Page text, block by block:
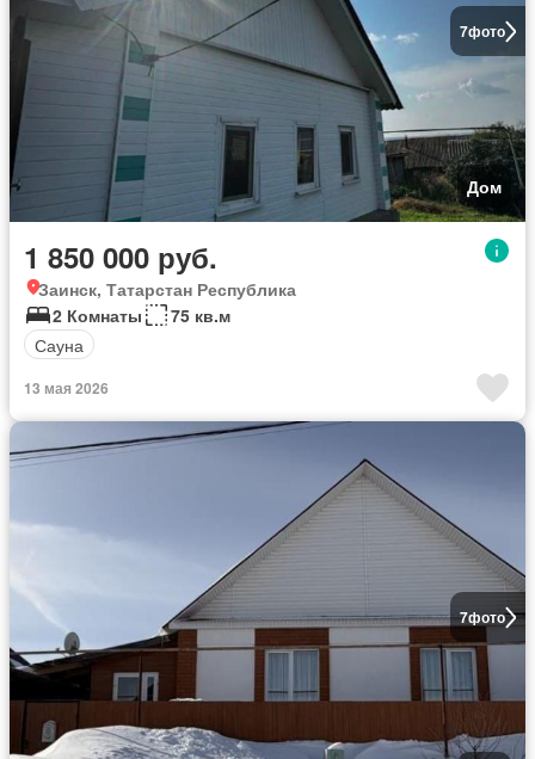
7фото
Дом
1 850 000 руб.
Заинск, Татарстан Республика
2 Комнаты
75 кв.м
Сауна
13 мая 2026
7фото